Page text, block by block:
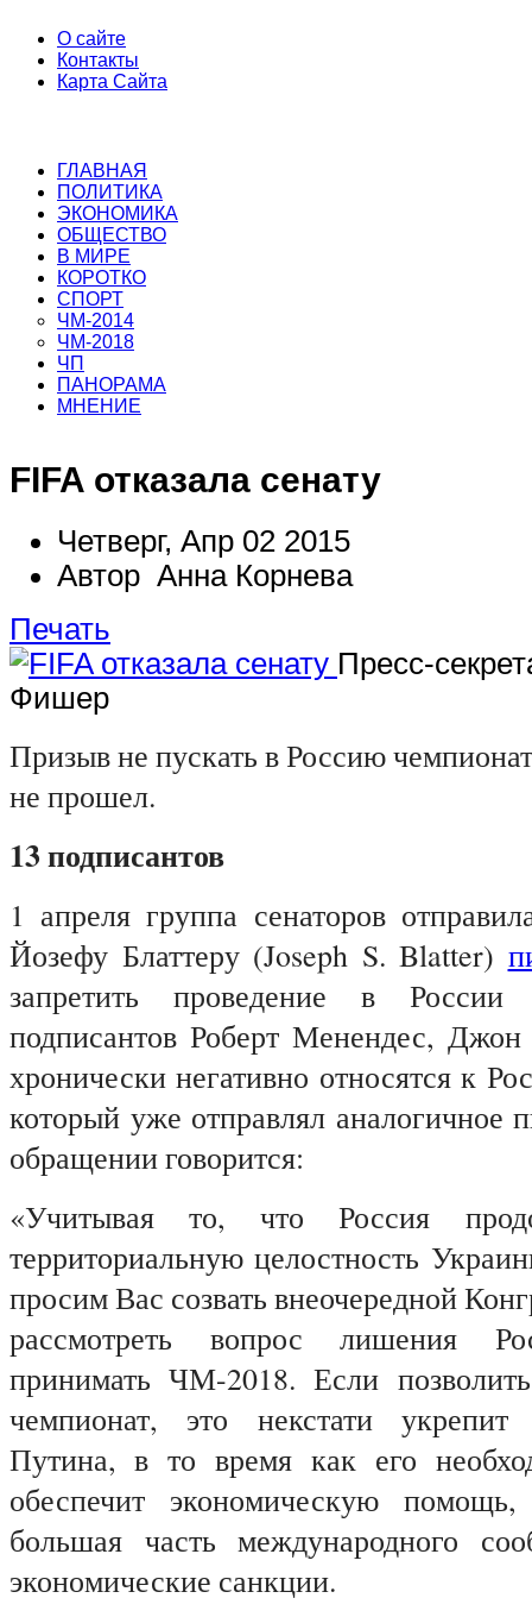
О сайте
Контакты
Карта Сайта
ГЛАВНАЯ
ПОЛИТИКА
ЭКОНОМИКА
ОБЩЕСТВО
В МИРЕ
КОРОТКО
СПОРТ
ЧМ-2014
ЧМ-2018
ЧП
ПАНОРАМА
МНЕНИЕ
FIFA отказала сенату
Четверг, Апр 02 2015
Автор Анна Корнева
Печать
Пресс-
Фишер
Призыв не пускать в Россию
не прошел.
13 подписантов
1 апреля группа сенаторов
Йозефу Блаттеру (Joseph S. Blatter)
запретить проведение в
подписантов Роберт Менендес,
хронически негативно относятся к
который уже отправлял аналогичное
обращении говорится:
«Учитывая то, что Россия
территориальную целостность
просим Вас созвать внеочередной
рассмотреть вопрос лишения
принимать ЧМ-2018. Если
чемпионат, это некстати
Путина, в то время как его
обеспечит экономическую
большая часть международного
экономические санкции.